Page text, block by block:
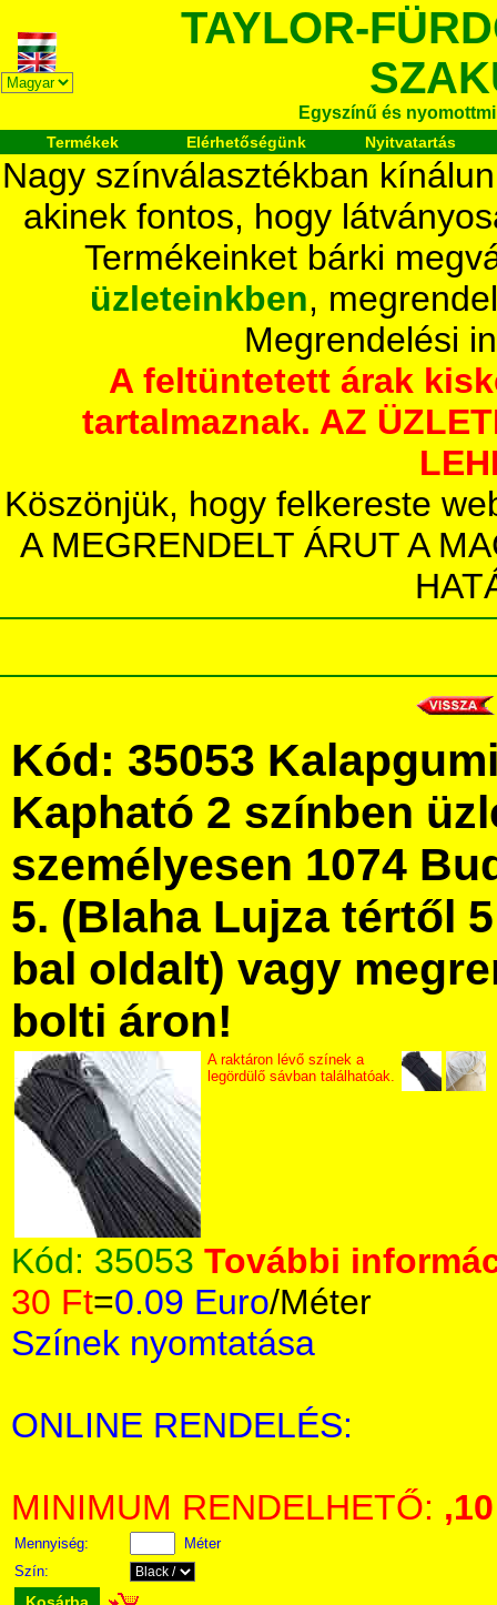
TAYLOR-
Egyszínű és
Termékek Elérhetőségünk Nyitvatartás
Nagy színválasztékban
akinek fontos, hogy
Termékeinket bárki
üzleteinkben,
Megrendelési
A feltüntetett árak
tartalmaznak. AZ
Köszönjük, hogy felkereste
A MEGRENDELT ÁRUT A
Kód: 35053
Kapható 2 színben
személyesen 1074
5. (Blaha Lujza tértől
bal oldalt) vagy
bolti áron!
A raktáron lévő színek a
legördülő sávban találhatóak.
Kód: 35053 További
30 Ft=0.09 Euro/Méter
Színek nyomtatása
ONLINE RENDELÉS:
MINIMUM RENDELHETŐ: ,10
Mennyiség:
Méter
Szín: